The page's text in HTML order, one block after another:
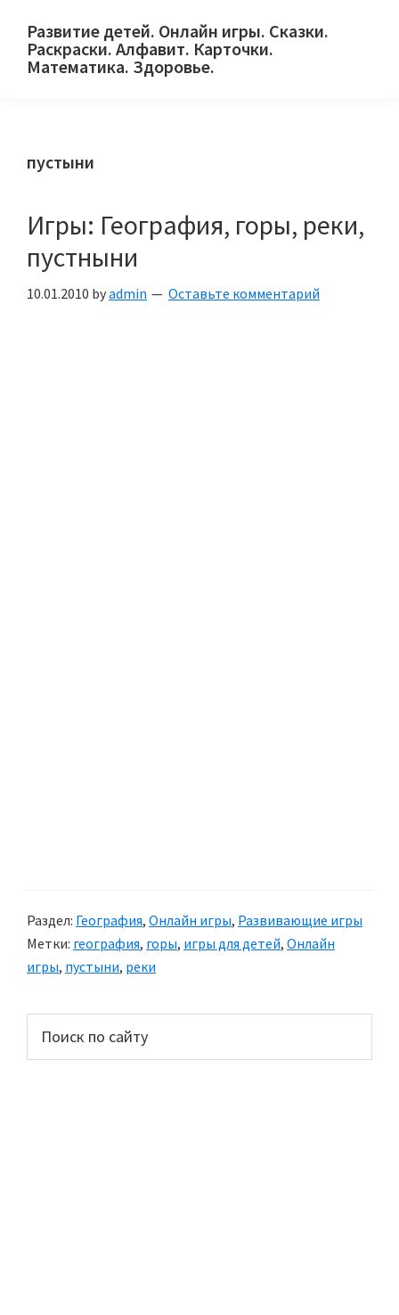
primary
main
primary
Развитие детей. Онлайн игры. Сказки.
Раскраски. Алфавит. Карточки.
Математика. Здоровье.
и
родителей.
пустыни
Игры: География, горы, реки,
пустныни
10.01.2010 byadmin Оставьте комментарий
Раздел: География, Онлайн игры, Развивающие игры
Метки: география, горы, игры для детей, Онлайн
игры, пустыни, реки
Основной
сайдбар